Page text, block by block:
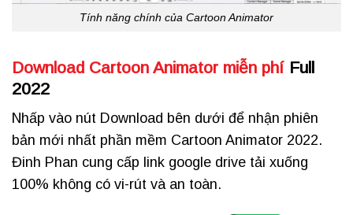
Tính năng chính của Cartoon Animator
Download Cartoon Animator miễn phí Full
2022
Nhấp vào nút Download bên dưới để nhận phiên
bản mới nhất phần mềm Cartoon Animator 2022.
Đinh Phan cung cấp link google drive tải xuống
100% không có vi-rút và an toàn.